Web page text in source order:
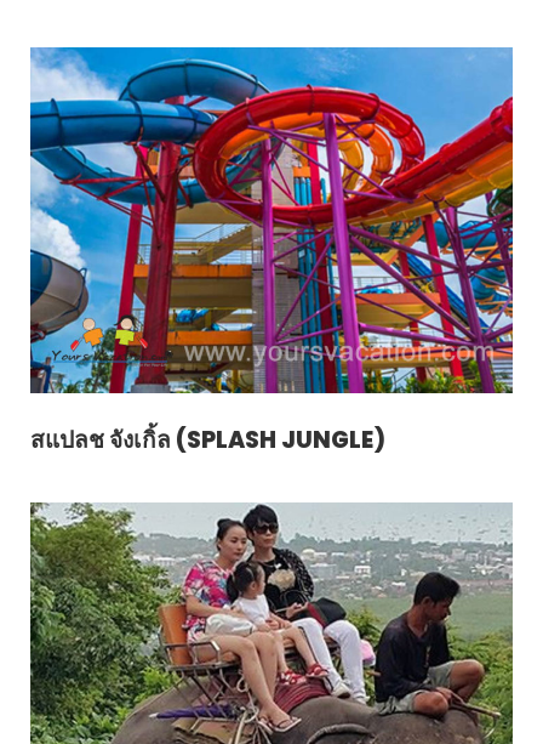
สแปลช จังเกิ้ล (SPLASH JUNGLE)